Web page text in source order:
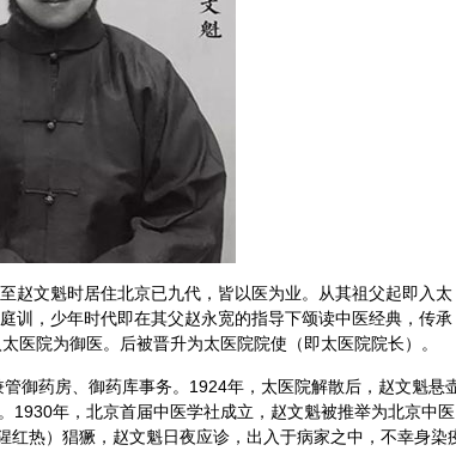
赵文魁时居住北京已九代，皆以医为业。从其祖父起即入太
训，少年时代即在其父赵永宽的指导下颂读中医经典，传承
医院为御医。后被晋升为太医院院使（即太医院院长）。
御药房、御药库事务。1924年，太医院解散后，赵文魁悬
1930年，北京首届中医学社成立，赵文魁被推举为北京中医
热）猖獗，赵文魁日夜应诊，出入于病家之中，不幸身染